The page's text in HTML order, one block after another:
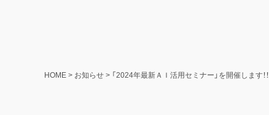
HOME > お知らせ > 「2024年最新ＡＩ活用セミナー」を開催します！！